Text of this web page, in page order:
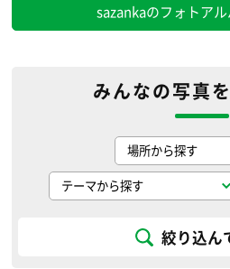
sazankaのフォトア
みんなの写真
絞り込ん